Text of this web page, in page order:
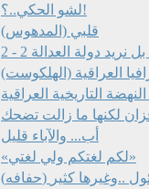
لشو الحكي..؟!
قلبي (المدهوس)
نريد دولة العدالة 2 - 2
العراقية (الهلكوست)
التاريخية العراقية
لكنها ما زالت تضحك
أب... والآباء قليل
«لكم لغتكم ولي لغتي»